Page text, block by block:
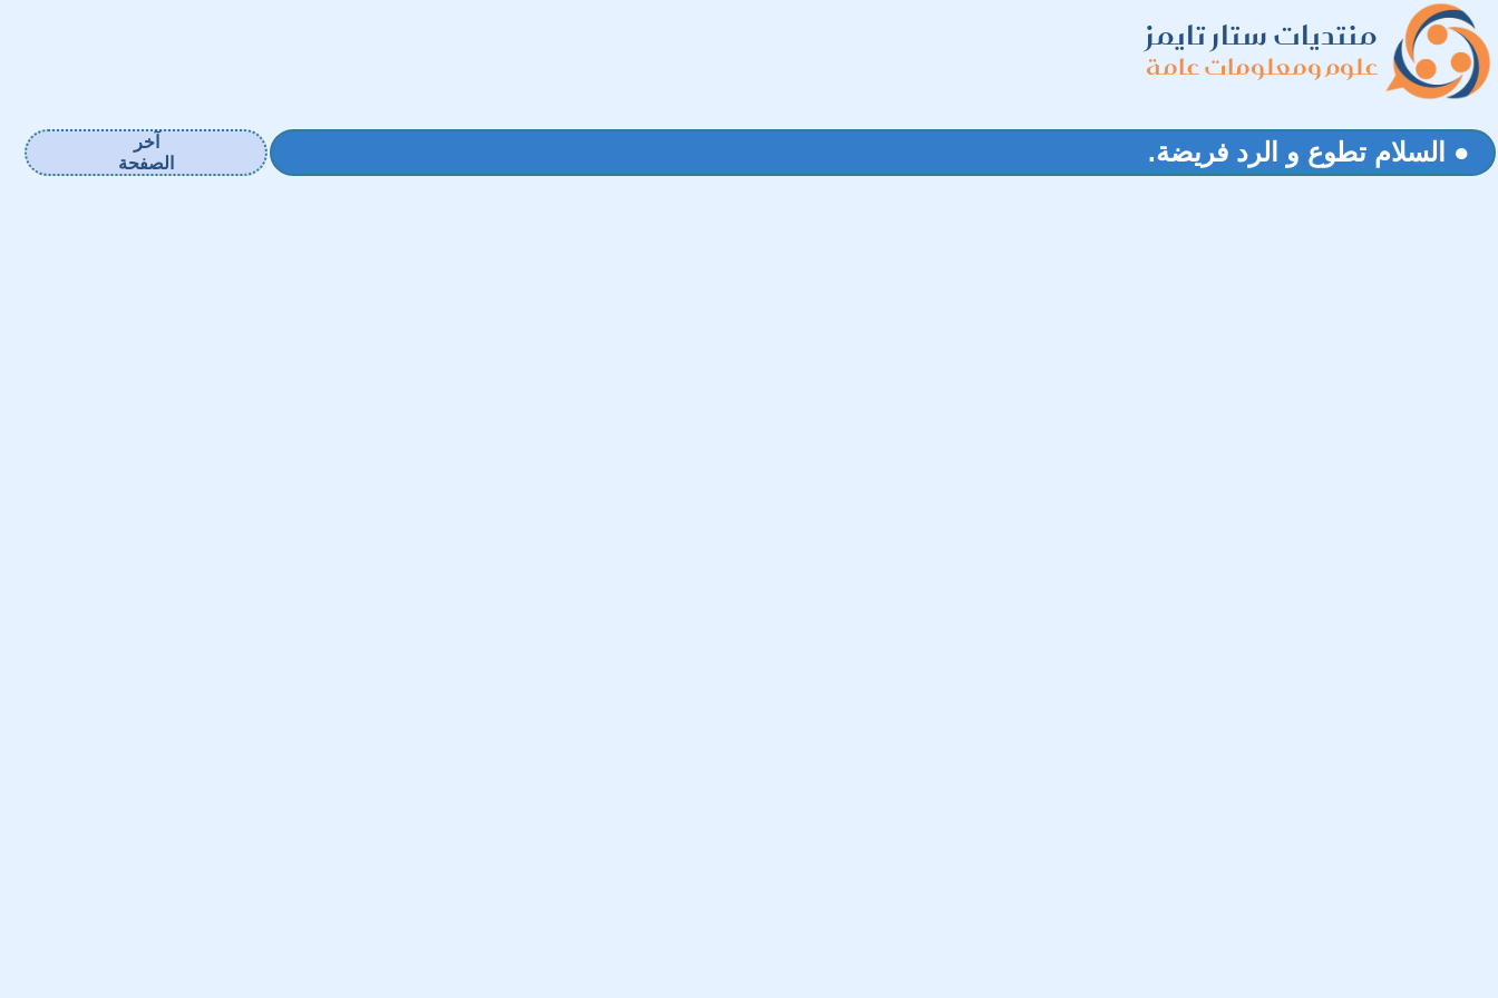
منتديات ستار تايمز
علوم ومعلومات عامة
● السلام تطوع و الرد فريضة.
آخر
الصفحة